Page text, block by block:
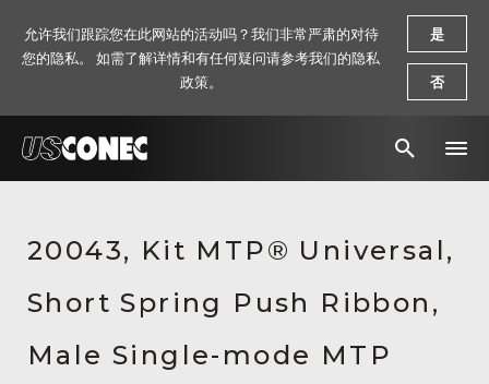
解决方案
产品
资源
20043, Kit MTP® Universal,
Short Spring Push Ribbon,
Male Single-mode MTP
允许我们跟踪您在此网站的活动吗？我们非常严肃的对待
您的隐私。 如需了解详情和有任何疑问请参考我们的隐私
政策。
是
否